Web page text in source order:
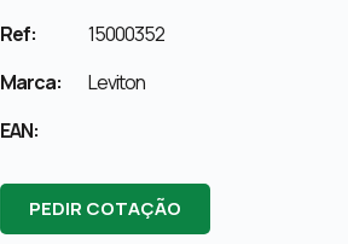
Ref:
15000352
Marca:
Leviton
EAN:
PEDIR COTAÇÃO